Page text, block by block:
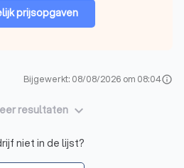
prijsopgaven
Bijgewerkt: 08/08/2026 om 08:04info
resultaten keyboard_arrow_down
niet in de lijst?